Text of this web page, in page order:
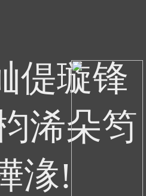
偍璇锋
浠朵笉
湪!